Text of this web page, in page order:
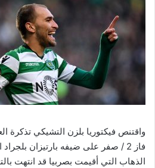
واقتنص فيكتوريا بلزن التشيكي تذكرة
فاز 2 / صفر على ضيفه بارتيزان
الذهاب التي أقيمت بصربيا قد انتهت